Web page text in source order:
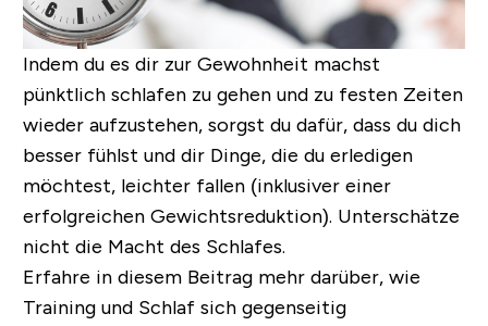
Indem du es dir zur Gewohnheit machst
pünktlich schlafen zu gehen und zu festen Zeiten
wieder aufzustehen, sorgst du dafür, dass du dich
besser fühlst und dir Dinge, die du erledigen
möchtest, leichter fallen (inklusiver einer
erfolgreichen Gewichtsreduktion). Unterschätze
nicht die Macht des Schlafes.
Erfahre in diesem Beitrag mehr darüber, wie
Training und Schlaf sich gegenseitig